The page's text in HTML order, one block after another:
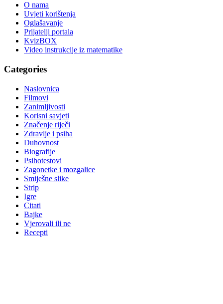
O nama
Uvjeti korištenja
Oglašavanje
Prijatelji portala
KvizBOX
Video instrukcije iz matematike
Categories
Naslovnica
Filmovi
Zanimljivosti
Korisni savjeti
Značenje riječi
Zdravlje i psiha
Duhovnost
Biografije
Psihotestovi
Zagonetke i mozgalice
Smiješne slike
Strip
Igre
Citati
Bajke
Vjerovali ili ne
Recepti